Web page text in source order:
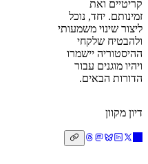
קריטיים ואת
זמינותם. יחד, נוכל
ליצור שינוי משמעותי
ולהבטיח שלקחי
ההיסטוריה יישמרו
ויהיו מוגנים עבור
הדורות הבאים.
דיון מקוון